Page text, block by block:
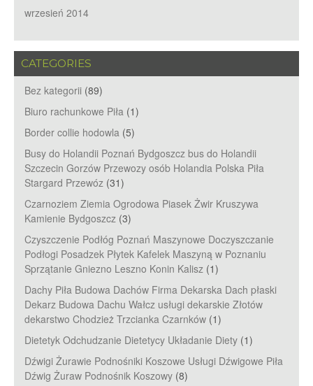
wrzesień 2014
CATEGORIES
Bez kategorii (89)
Biuro rachunkowe Piła (1)
Border collie hodowla (5)
Busy do Holandii Poznań Bydgoszcz bus do Holandii
Szczecin Gorzów Przewozy osób Holandia Polska Piła
Stargard Przewóz (31)
Czarnoziem Ziemia Ogrodowa Piasek Żwir Kruszywa
Kamienie Bydgoszcz (3)
Czyszczenie Podłóg Poznań Maszynowe Doczyszczanie
Podłogi Posadzek Płytek Kafelek Maszyną w Poznaniu
Sprzątanie Gniezno Leszno Konin Kalisz (1)
Dachy Piła Budowa Dachów Firma Dekarska Dach płaski
Dekarz Budowa Dachu Wałcz usługi dekarskie Złotów
dekarstwo Chodzież Trzcianka Czarnków (1)
Dietetyk Odchudzanie Dietetycy Układanie Diety (1)
Dźwigi Żurawie Podnośniki Koszowe Usługi Dźwigowe Piła
Dźwig Żuraw Podnośnik Koszowy (8)